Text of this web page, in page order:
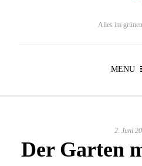
Alles im
MENU
2. Juni
Der Garten